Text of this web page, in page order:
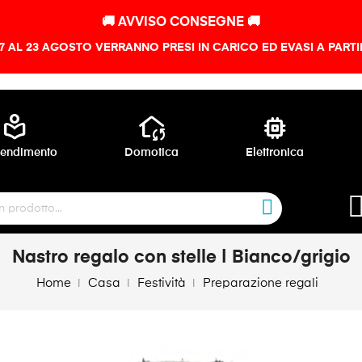
🚚 AVVISO CONSEGNE 🚚
AL 23 AGOSTO VERRANNO PRESI IN CARICO ED EVASI A
local_library wifi_home
Domotica
memory
Elettronica
Nastro regalo con stelle | Bianco/grigio
Home Casa Festività Preparazione regali